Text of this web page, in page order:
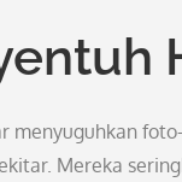
menyuguhkan
Mereka